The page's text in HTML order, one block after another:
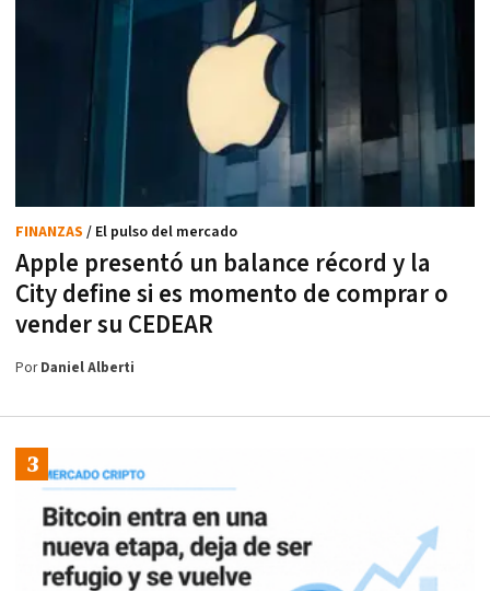
Apple presentó un balance récord y la
City define si es momento de comprar o
vender su CEDEAR
FINANZAS / El pulso del mercado
PorDaniel Alberti